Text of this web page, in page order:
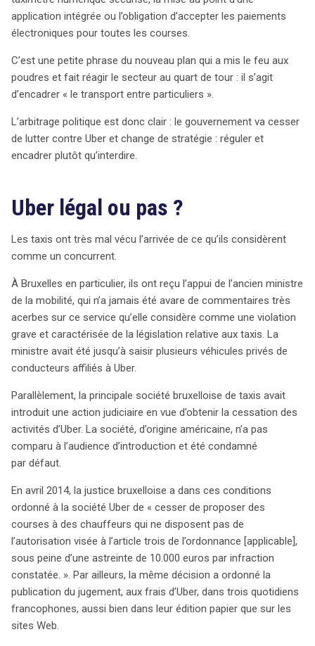
entre particuliers » qui a suscité de vives réactions,
notamment la volonté de réguler Uber, jusqu’alors
considéré comme un concurrent déloyal par les taxis
traditionnels. Les tensions entre taxis et Uber sont
palpables, alimentées par des actions judiciaires et des
déclarations politiques. Les taxis craignent une perte de
parts de marché face à une alternative perçue comme
moins coûteuse mais potentiellement illégale. En effet,
la question de la légalité d’Uber s’articule autour de la
frontière entre le covoiturage et une activité
juridique : il s’agit de garantir la sécurité des usagers tout
en prévenant les abus. Le choix de réguler plutôt que
d’interdire pourrait influencer d’autres villes, à l’instar de
San Francisco, qui a également choisi de gérer des
opter pour une approche pragmatique, visant à encadrer
un secteur en pleine mutation tout en répondant aux
préoccupations des différents acteurs.
application intégrée ou l’obligation d’accepter les paiements
électroniques pour toutes les courses.
C’est une petite phrase du nouveau plan qui a mis le feu aux
poudres et fait réagir le secteur au quart de tour : il s’agit
d’encadrer « le transport entre particuliers ».
L’arbitrage politique est donc clair : le gouvernement va cesser
de lutter contre Uber et change de stratégie : réguler et
encadrer plutôt qu’interdire.
Uber légal ou pas ?
Les taxis ont très mal vécu l’arrivée de ce qu’ils considèrent
comme un concurrent.
À Bruxelles en particulier, ils ont reçu l’appui de l’ancien ministre
de la mobilité, qui n’a jamais été avare de commentaires très
acerbes sur ce service qu’elle considère comme une violation
grave et caractérisée de la législation relative aux taxis. La
ministre avait été jusqu’à saisir plusieurs véhicules privés de
conducteurs affiliés à Uber.
Parallèlement, la principale société bruxelloise de taxis avait
introduit une action judiciaire en vue d’obtenir la cessation des
activités d’Uber. La société, d’origine américaine, n’a pas
comparu à l’audience d’introduction et été condamné
par défaut.
En avril 2014, la justice bruxelloise a dans ces conditions
ordonné à la société Uber de « cesser de proposer des
courses à des chauffeurs qui ne disposent pas de
l’autorisation visée à l’article trois de l’ordonnance [applicable],
sous peine d’une astreinte de 10.000 euros par infraction
constatée. ». Par ailleurs, la même décision a ordonné la
publication du jugement, aux frais d’Uber, dans trois quotidiens
francophones, aussi bien dans leur édition papier que sur les
sites Web.